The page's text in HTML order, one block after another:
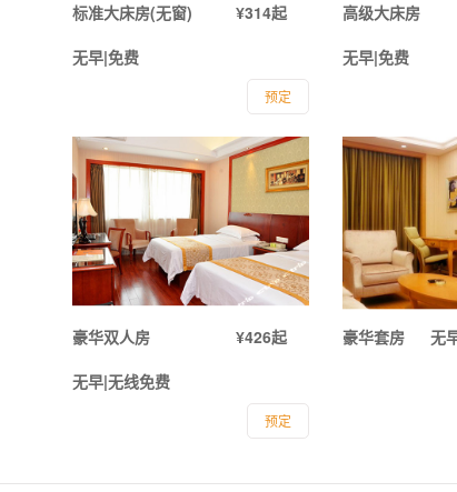
标准大床房(无窗)
¥314起
无早|免费
预定
高级大床房
无早|免费
豪华双人房
¥426起
无早|无线免费
预定
豪华套房 无